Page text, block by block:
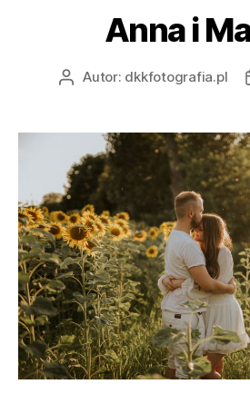
Anna i
Autor: dkkfotografia.pl